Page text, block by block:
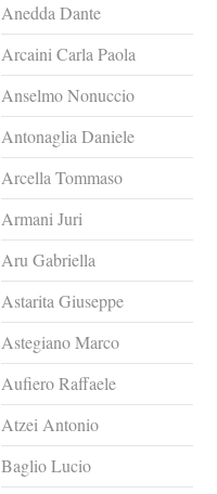
Anedda Dante
Arcaini Carla Paola
Anselmo Nonuccio
Antonaglia Daniele
Arcella Tommaso
Armani Juri
Aru Gabriella
Astarita Giuseppe
Astegiano Marco
Aufiero Raffaele
Atzei Antonio
Baglio Lucio